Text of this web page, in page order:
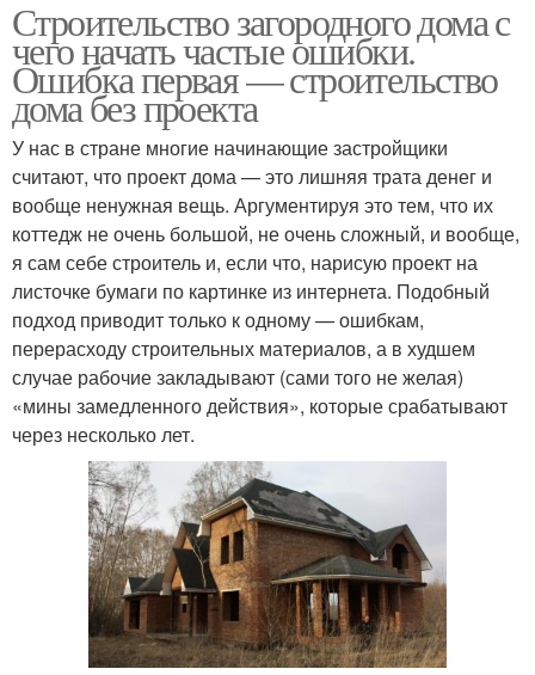
Строительство загородного дома с
чего начать частые ошибки.
Ошибка первая — строительство
дома без проекта
У нас в стране многие начинающие застройщики
считают, что проект дома — это лишняя трата денег и
вообще ненужная вещь. Аргументируя это тем, что их
коттедж не очень большой, не очень сложный, и вообще,
я сам себе строитель и, если что, нарисую проект на
листочке бумаги по картинке из интернета. Подобный
подход приводит только к одному — ошибкам,
перерасходу строительных материалов, а в худшем
случае рабочие закладывают (сами того не желая)
«мины замедленного действия», которые срабатывают
через несколько лет.